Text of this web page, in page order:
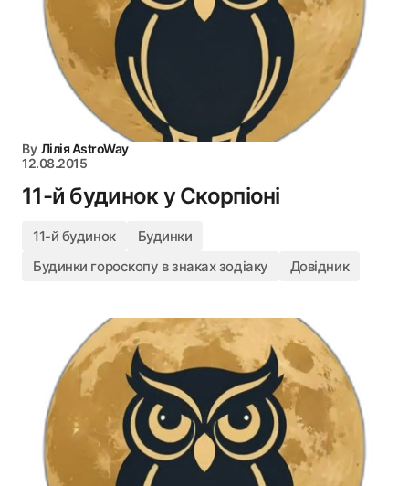
By Лілія AstroWay
12.08.2015
11-й будинок у Скорпіоні
11-й будинок
Будинки
Будинки гороскопу в знаках зодіаку
Довідник